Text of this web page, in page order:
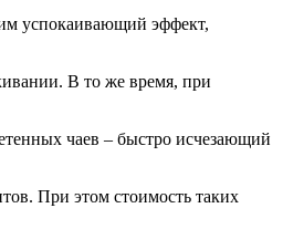
успокаивающий эффект,
В то же время, при
чаев – быстро исчезающий
При этом стоимость таких